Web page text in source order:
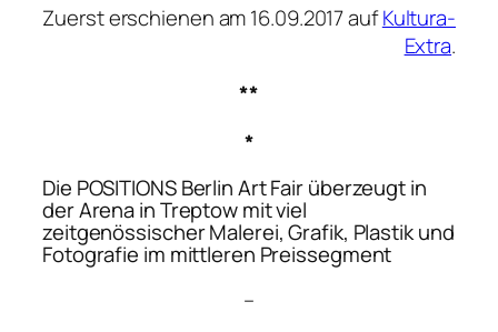
Zuerst erschienen am 16.09.2017 aufKultura-
Extra.
**
*
Die POSITIONS Berlin Art Fair überzeugt in
der Arena in Treptow mit viel
zeitgenössischer Malerei, Grafik, Plastik und
Fotografie im mittleren Preissegment
–